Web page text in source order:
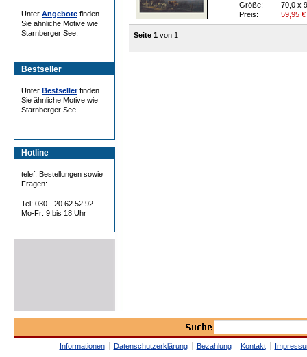
Unter Angebote finden
Sie ähnliche Motive wie
Starnberger See.
Bestseller
Unter Bestsellerfinden
Sie ähnliche Motive wie
Starnberger See.
Hotline
telef. Bestellungen sowie
Fragen:
Tel: 030 - 20 62 52 92
Mo-Fr: 9 bis 18 Uhr
Größe:
70,0 x
Preis:
59,95 €
Seite 1 von 1
Informationen Datenschutzerklärung Bezahlung Kontakt